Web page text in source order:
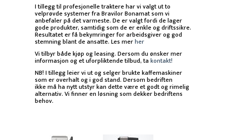
I tillegg til profesjonelle traktere har vi valgt ut to
velprøvde systemer fra Bravilor Bonamat som vi
anbefaler på det varmeste. De er valgt fordi de lager
gode produkter, samtidig som de er enkle og driftssikre.
Resultatet er få bekymringer for arbeidsgiver og god
stemning blant de ansatte. Les merher
Vi tilbyr både kjøp og leasing. Dersom du ønsker mer
informasjon og et uforpliktende tilbud, ta kontakt!
NB! I tillegg leier vi ut og selger brukte kaffemaskiner
som er overhalt og i god stand. Dersom bedriften
ikkemå ha nytt utstyr kan dette være et godt og rimelig
alternativ. Vi finner en løsning som dekker bedriftens
behov.